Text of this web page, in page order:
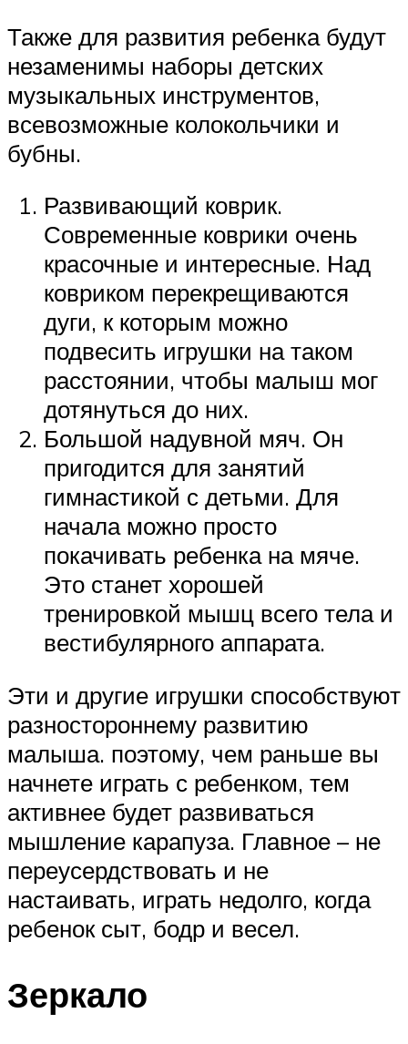
Также для развития ребенка будут
незаменимы наборы детских
музыкальных инструментов,
всевозможные колокольчики и
бубны.
Развивающий коврик.
Современные коврики очень
красочные и интересные. Над
ковриком перекрещиваются
дуги, к которым можно
подвесить игрушки на таком
расстоянии, чтобы малыш мог
дотянуться до них.
Большой надувной мяч. Он
пригодится для занятий
гимнастикой с детьми. Для
начала можно просто
покачивать ребенка на мяче.
Это станет хорошей
тренировкой мышц всего тела и
вестибулярного аппарата.
Эти и другие игрушки способствуют
разностороннему развитию
малыша. поэтому, чем раньше вы
начнете играть с ребенком, тем
активнее будет развиваться
мышление карапуза. Главное – не
переусердствовать и не
настаивать, играть недолго, когда
ребенок сыт, бодр и весел.
Зеркало